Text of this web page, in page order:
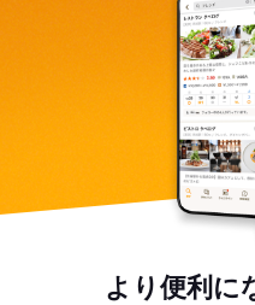
より便利に